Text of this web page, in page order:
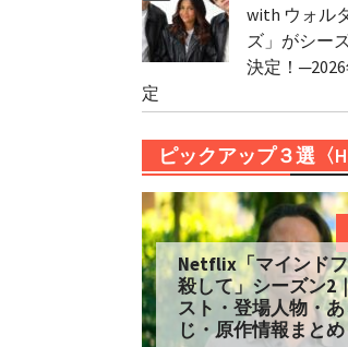
with ウォル
ズ」がシー
決定！
定
ピックアップ３選〈
Netflix「マインド
殺して」シーズン2
スト・登場人物・
じ・原作情報まとめ